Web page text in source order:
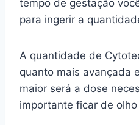
tempo de gestação
para ingerir a
A quantidade de
quanto mais avançada
maior será a dose
importante ficar de